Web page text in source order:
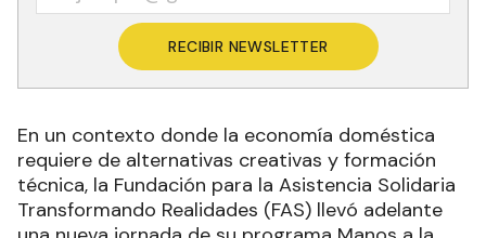
RECIBIR NEWSLETTER
En un contexto donde la economía doméstica
requiere de alternativas creativas y formación
técnica, la Fundación para la Asistencia Solidaria
Transformando Realidades (FAS) llevó adelante